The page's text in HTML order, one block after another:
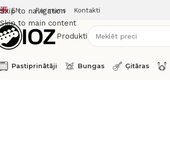
Skip to navigation
Skip to main content
EN Par mums Kontakti
Produkti
Pastiprinātāji Bungas Ģitāras